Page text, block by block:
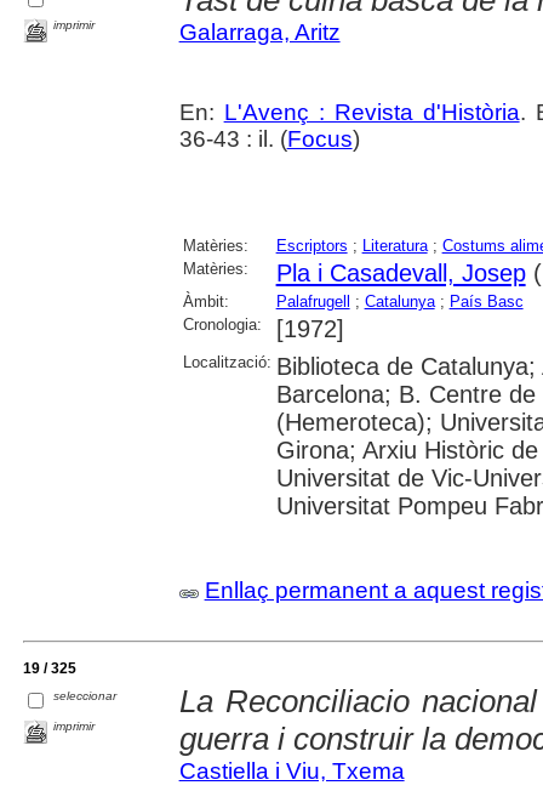
imprimir Galarraga, Aritz
En: L'Avenç : Revista d'Història.
36-43 : il. (Focus)
Matèries: Escriptors ; Literatura; Costums
Matèries:
Pla i Casadevall, Josep
Àmbit: Palafrugell ; Catalunya; País Basc
Cronologia:
[1972]
Localització: Biblioteca de
Barcelona; B. Centre
(Hemeroteca);
Girona; Arxiu Històric
Universitat de Vic-
Universitat Pompeu
Enllaç permanent a aquest
19 / 325
seleccionar
imprimir
La Reconciliacio
guerra i construir la
Castiella i Viu, Txema